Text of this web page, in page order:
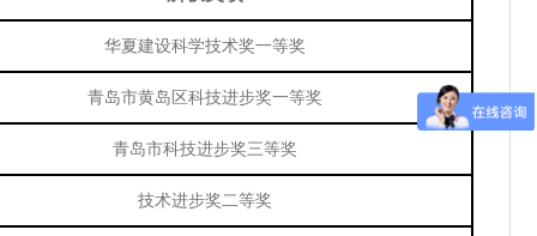
华夏建设科学技术奖一等奖
青岛市黄岛区科技进步奖一等奖
青岛市科技进步奖三等奖
技术进步奖二等奖